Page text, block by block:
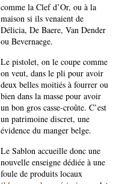
comme la Clef d’Or, ou à la
maison si ils venaient de
Délicia, De Baere, Van Dender
ou Bevernaege.
Le pistolet, on le coupe comme
on veut, dans le pli pour avoir
deux belles moitiés à fourrer ou
bien dans la masse pour avoir
un bon gros casse-croûte. C’est
un patrimoine discret, une
évidence du manger belge.
Le Sablon accueille donc une
nouvelle enseigne dédiée à une
foule de produits locaux